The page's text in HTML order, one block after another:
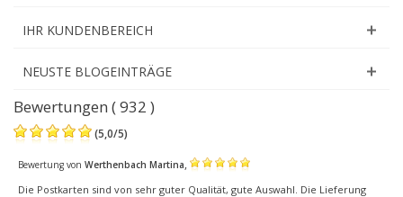
IHR KUNDENBEREICH
NEUSTE BLOGEINTRÄGE
Bewertungen ( 932 )
(5,0/5)
Bewertung von Werthenbach Martina,
Die Postkarten sind von sehr guter Qualität, gute Auswahl. Die Lieferung